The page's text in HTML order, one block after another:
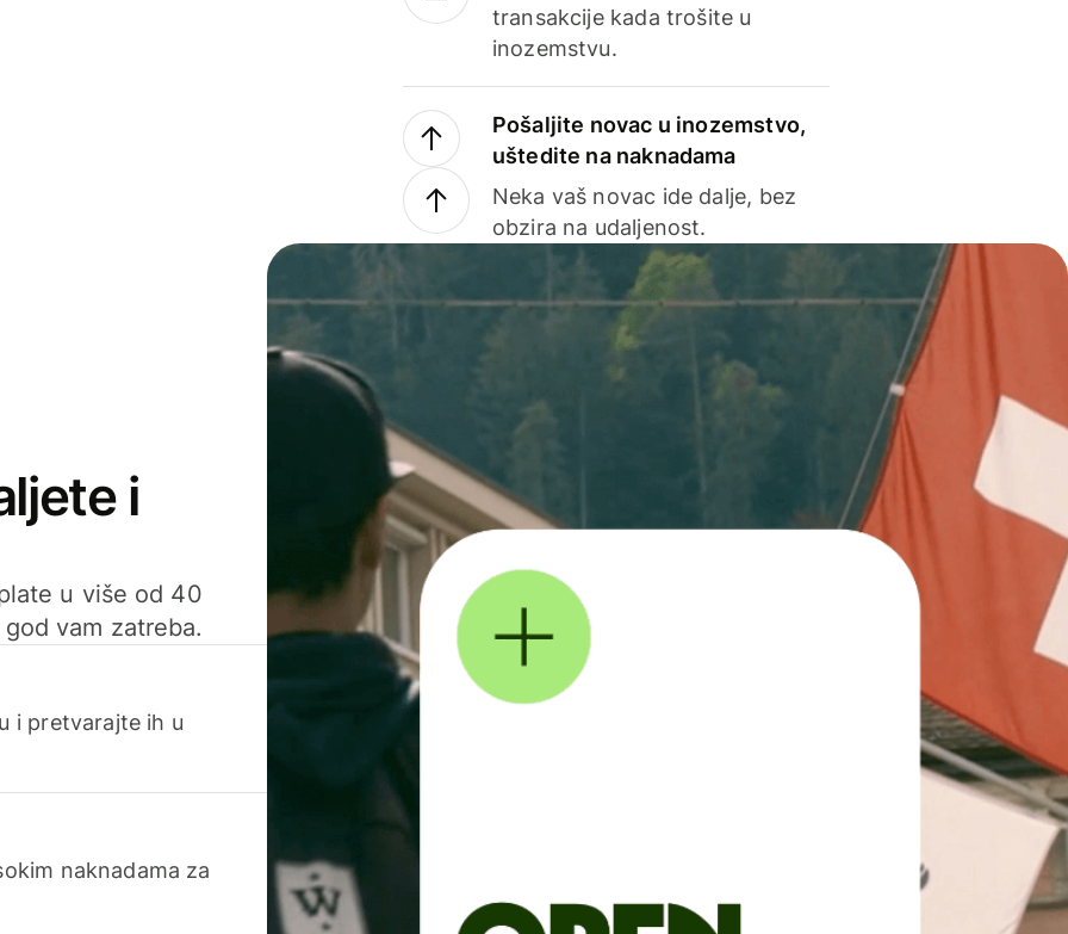
transakcije kada trošite u
inozemstvu.
Pošaljite novac u inozemstvo,
uštedite na naknadama
Neka vaš novac ide dalje, bez
obzira na udaljenost.
i
u više od 40
vam zatreba.
i pretvarajte ih u
naknadama za